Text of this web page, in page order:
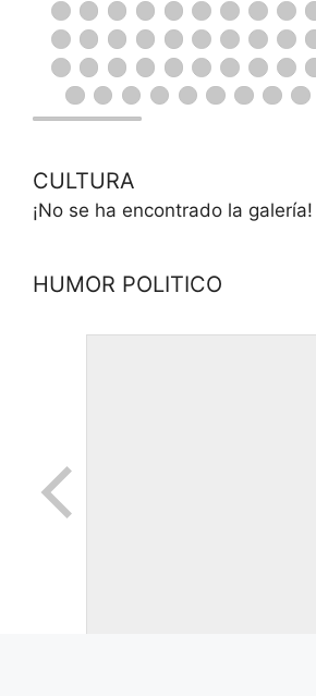
CULTURA
¡No se ha encontrado la galería!
HUMOR POLITICO